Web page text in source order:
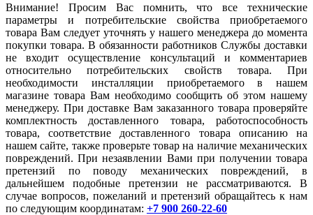
Внимание! Просим Вас помнить, что все технические
параметры и потребительские свойства приобретаемого
товара Вам следует уточнять у нашего менеджера до момента
покупки товара. В обязанности работников Службы доставки
не входит осуществление консультаций и комментариев
относительно потребительских свойств товара. При
необходимости инсталляции приобретаемого в нашем
магазине товара Вам необходимо сообщить об этом нашему
менеджеру. При доставке Вам заказанного товара проверяйте
комплектность доставленного товара, работоспособность
товара, соответствие доставленного товара описанию на
нашем сайте, также проверьте товар на наличие механических
повреждений. При незаявлении Вами при получении товара
претензий по поводу механических повреждений, в
дальнейшем подобные претензии не рассматриваются. В
случае вопросов, пожеланий и претензий обращайтесь к нам
по следующим координатам: +7 900 260-22-60